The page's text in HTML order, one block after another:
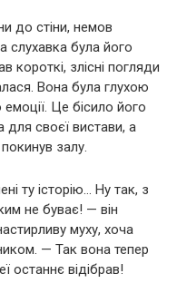
до стіни, немов
слухавка була його
короткі, злісні погляди
Вона була глухою
емоції. Це бісило його
для своєї вистави, а
залу.
ту історію… Ну так, з
не буває! — він
муху, хоча
— Так вона тепер
останнє відібрав!